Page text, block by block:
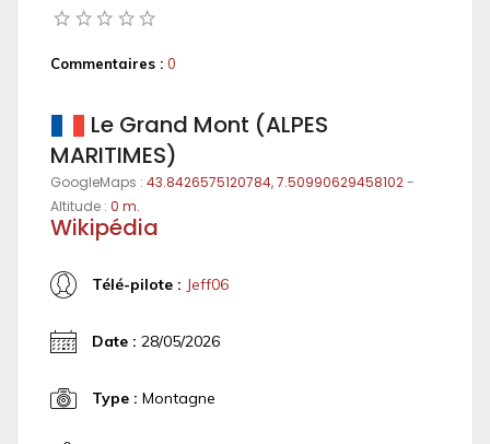
Commentaires : 0
Le Grand Mont (ALPES
MARITIMES)
GoogleMaps : 43.8426575120784, 7.50990629458102-
Altitude : 0 m.
Wikipédia
Télé-pilote : Jeff06
Date : 28/05/2026
Type : Montagne